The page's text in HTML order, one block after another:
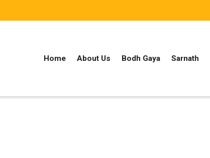
Home About Us Bodh Gaya Sarnath